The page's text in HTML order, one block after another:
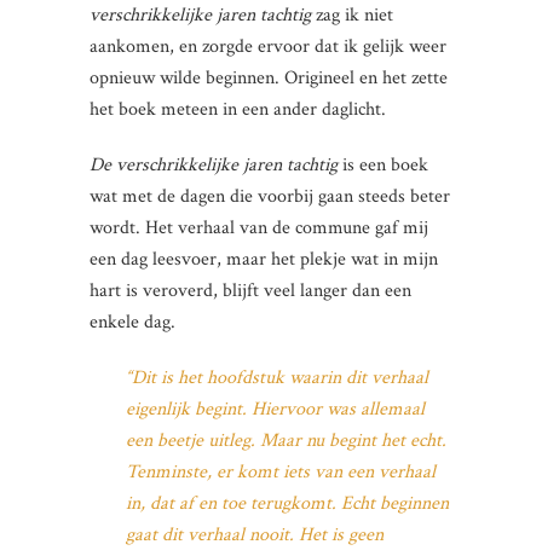
verschrikkelijke jaren tachtigzag ik niet
aankomen, en zorgde ervoor dat ik gelijk weer
opnieuw wilde beginnen. Origineel en het zette
het boek meteen in een ander daglicht.
De verschrikkelijke jaren tachtigis een boek
wat met de dagen die voorbij gaan steeds beter
wordt. Het verhaal van de commune gaf mij
een dag leesvoer, maar het plekje wat in mijn
hart is veroverd, blijft veel langer dan een
enkele dag.
“Dit is het hoofdstuk waarin dit verhaal
eigenlijk begint. Hiervoor was allemaal
een beetje uitleg. Maar nu begint het echt.
Tenminste, er komt iets van een verhaal
in, dat af en toe terugkomt. Echt beginnen
gaat dit verhaal nooit. Het is geen